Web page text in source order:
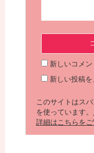
新しいコメ
新しい投稿
このサイトはス
を使っています。
詳細はこちらを